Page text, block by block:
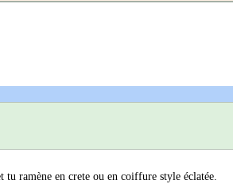
ramène en crete ou en coiffure style éclatée.